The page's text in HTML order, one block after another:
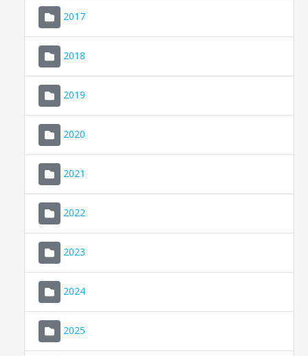
2017
2018
2019
2020
2021
2022
2023
2024
2025